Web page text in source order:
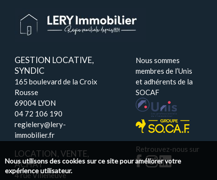
GESTION LOCATIVE,
SYNDIC
165 boulevard de la Croix
Rousse
69004 LYON
04 72 106 190
regielery@lery-
immobilier.fr
LOCATION, VENTE,
ACHAT
4 rue Villeneuve
Nous sommes
membres de l’Unis
et adhérents de la
SOCAF
Retrouvez-nous sur
Nous utilisons des cookies sur ce site pour améliorer votre
expérience utilisateur.